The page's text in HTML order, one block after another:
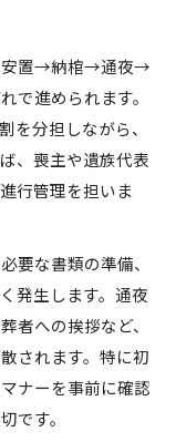
安置→納棺→通夜→
進められます。
を分担しながら、
、喪主や遺族代表
行管理を担いま
要な書類の準備、
発生します。通夜
者への挨拶など、
されます。特に初
ナーを事前に確認
です。